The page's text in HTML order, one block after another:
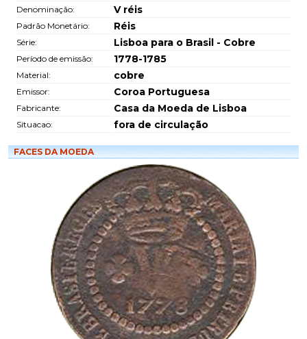
Denominação: V réis
Padrão Monetário: Réis
Série: Lisboa para o Brasil - Cobre
Período de emissão: 1778-1785
Material: cobre
Emissor: Coroa Portuguesa
Fabricante: Casa da Moeda de Lisboa
Situacao: fora de circulação
FACES DA MOEDA